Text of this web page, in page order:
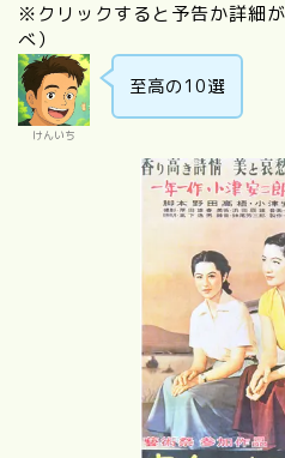
※クリックすると予告か詳細
べ）
けんいち
至高の10選